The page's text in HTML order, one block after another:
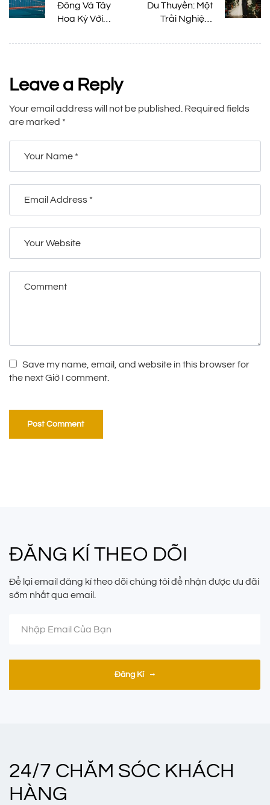
Đông Và Tây
Hoa Kỳ Với
Hành Trình Trải
Lữ Khách Việt.
Du Thuyền: Một
Trải Nghiệm
Leave a Reply
Your email address will not be published. Required fields
are marked *
Save my name, email, and website in this browser for
the next Giờ I comment.
ĐĂNG KÍ THEO DÕI
Để lại email đăng kí theo dõi chúng tôi để nhận được ưu đãi
sớm nhất qua email.
Đăng Kí
24/7 CHĂM SÓC KHÁCH
HÀNG